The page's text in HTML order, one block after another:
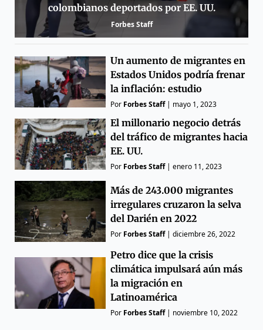
colombianos deportados por EE. UU.
Forbes Staff
Un aumento de migrantes en
Estados Unidos podría frenar
la inflación: estudio
Por Forbes Staff| mayo 1, 2023
El millonario negocio detrás
del tráfico de migrantes hacia
EE. UU.
Por Forbes Staff|enero 11, 2023
Más de 243.000 migrantes
irregulares cruzaron la selva
del Darién en 2022
Por Forbes Staff|diciembre 26, 2022
Petro dice que la crisis
climática impulsará aún más
la migración en
Latinoamérica
Por Forbes Staff| noviembre 10, 2022